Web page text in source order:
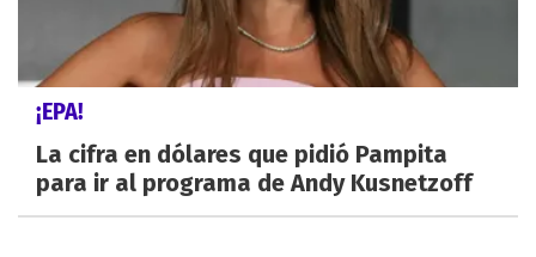
¡EPA!
La cifra en dólares que pidió Pampita
para ir al programa de Andy Kusnetzoff